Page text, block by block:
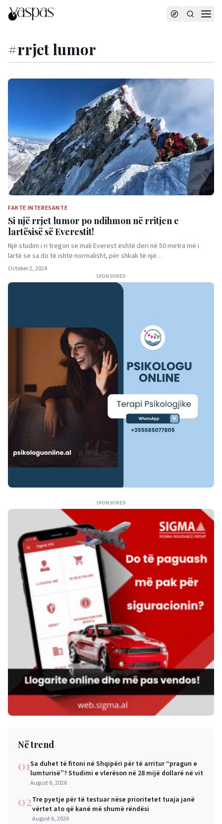
#rrjet lumor
FAKTE INTERESANTE
Si një rrjet lumor po ndihmon në rritjen e
lartësisë së Everestit!
Një studim i ri tregon se mali Everest është deri në 50 metra më i
lartë se sa do të ishte normalisht, për shkak të një…
October 2, 2024
SPONSORED
SPONSORED
Në trend
01Sa duhet të fitoni në Shqipëri për të arritur “pragun e
lumturisë”? Studimi e vlerëson në 28 mijë dollarë në vit
August 6, 2026
02Tre pyetje për të testuar nëse prioritetet tuaja janë
vërtet ato që kanë më shumë rëndësi
August 6, 2026